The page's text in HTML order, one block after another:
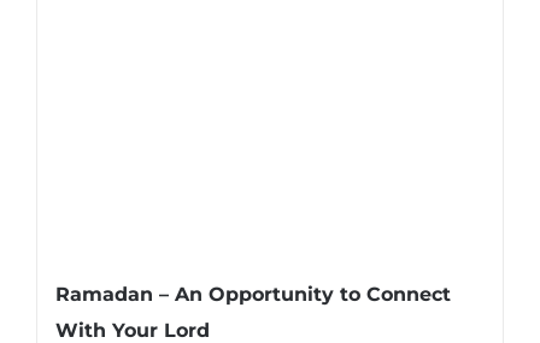
Ramadan – An Opportunity to Connect
With Your Lord